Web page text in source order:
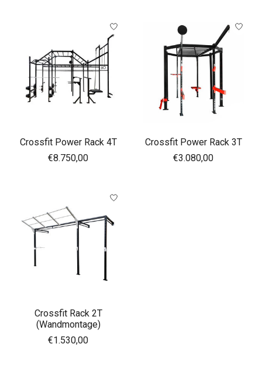
Crossfit Power Rack 4T
€8.750,00
Crossfit Power Rack 3T
€3.080,00
Crossfit Rack 2T
(Wandmontage)
€1.530,00